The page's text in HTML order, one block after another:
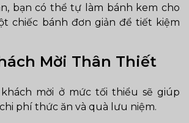
bạn có thể tự làm bánh kem cho
chiếc bánh đơn giản để tiết kiệm
Mời Thân Thiết
khách mời ở mức tối thiểu sẽ giúp
phí thức ăn và quà lưu niệm.